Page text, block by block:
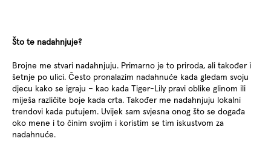
Što te nadahnjuje?
Brojne me stvari nadahnjuju. Primarno je to priroda, ali također i
šetnje po ulici. Često pronalazim nadahnuće kada gledam svoju
djecu kako se igraju – kao kada Tiger-Lily pravi oblike glinom ili
miješa različite boje kada crta. Također me nadahnjuju lokalni
trendovi kada putujem. Uvijek sam svjesna onog što se događa
oko mene i to činim svojim i koristim se tim iskustvom za
nadahnuće.